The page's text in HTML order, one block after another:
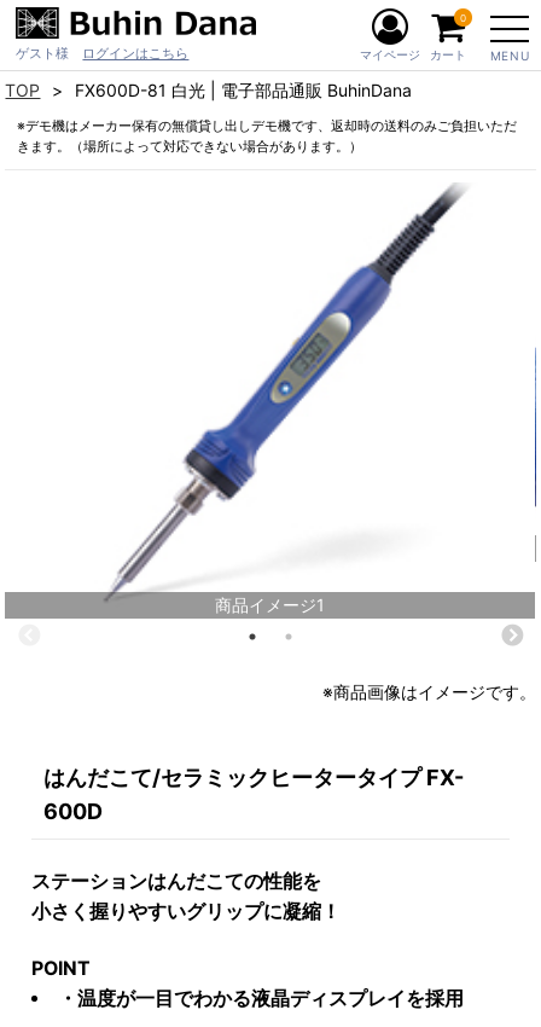
ゲスト様 ログインはこちら MENU
マイページ カート
0
TOP FX600D-81 白光 | 電子部品通販 BuhinDana
※デモ機はメーカー保有の無償貸し出しデモ機です、返却時の送料のみご負担いただ
きます。（場所によって対応できない場合があります。）
商品イメージ1
※商品画像はイメージです。
はんだこて/セラミックヒータータイプ FX-
600D
ステーションはんだこての性能を
小さく握りやすいグリップに凝縮！
POINT
・温度が一目でわかる液晶ディスプレイを採用